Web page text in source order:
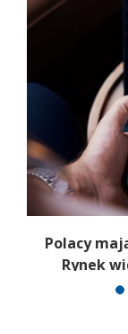
Polacy
Rynek